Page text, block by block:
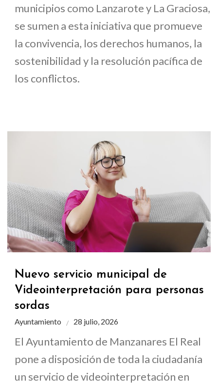
municipios como Lanzarote y La Graciosa,
se sumen a esta iniciativa que promueve
la convivencia, los derechos humanos, la
sostenibilidad y la resolución pacífica de
los conflictos.
Nuevo servicio municipal de
Videointerpretación para personas
sordas
Ayuntamiento 28 julio, 2026
El Ayuntamiento de Manzanares El Real
pone a disposición de toda la ciudadanía
un servicio de videointerpretación en